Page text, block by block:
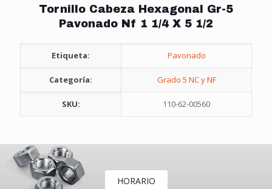
Tornillo Cabeza Hexagonal Gr-5
Pavonado Nf 1 1/4 X 5 1/2
Etiqueta: Pavonado
Categoría: Grado 5 NC y NF
SKU: 110-62-00560
HORARIO